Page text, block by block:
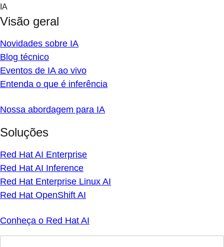
Skip
content
IA
Visão geral
Novidades sobre IA
Blog técnico
Eventos de IA ao vivo
Entenda o que é inferência
Nossa abordagem para IA
Soluções
Red Hat AI Enterprise
Red Hat AI Inference
Red Hat Enterprise Linux AI
Red Hat OpenShift AI
Conheça o Red Hat AI